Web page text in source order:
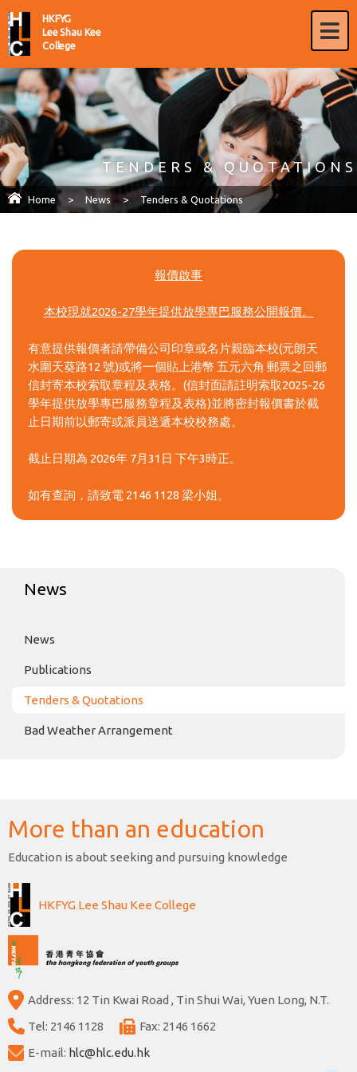
HKFYG
Lee Shau Kee
College
TENDERS & QUOTATIONS
Home > News > Tenders & Quotations
報價啟事
本校現就2026-27學年提供放學專巴服務公開報價。
有意提供報價者請帶備公司印章或名片親臨本校(元朗天
水圍天葵路12 號)或將一個貼上港幣 五元六角 郵票之回郵
信封寄本校索取章程及表格。(信封面請註明索取2025-26
學年提供放學專巴服務章程及表格)並將密封報價書於截
止日期前以郵寄或派員送遞本校校務處。
截止日期為 2026年 7月31日 下午3時正。
如有查詢，請致電 2146 1128 梁小姐。
News
News
Publications
Tenders & Quotations
Bad Weather Arrangement
More than an education
Education is about seeking and pursuing knowledge
HKFYG Lee Shau Kee College
Address: 12 Tin Kwai Road , Tin Shui Wai, Yuen Long, N.T.
Tel: 2146 1128
Fax: 2146 1662
E-mail: hlc@hlc.edu.hk